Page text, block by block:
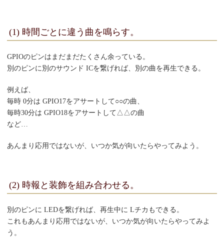
(1) 時間ごとに違う曲を鳴らす。
GPIOのピンはまだまだたくさん余っている。
別のピンに別のサウンド ICを繋げれば、別の曲を再生できる。
例えば、
毎時 0分は GPIO17をアサートして○○の曲、
毎時30分は GPIO18をアサートして△△の曲
など…
あんまり応用ではないが、いつか気が向いたらやってみよう。
(2) 時報と装飾を組み合わせる。
別のピンに LEDを繋げれば、再生中に Lチカもできる。
これもあんまり応用ではないが、いつか気が向いたらやってみよ
う。